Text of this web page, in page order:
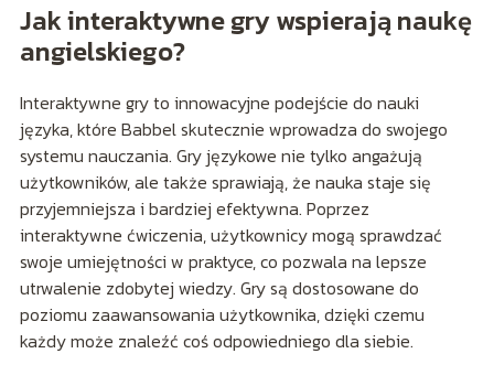
Jak interaktywne gry wspierają naukę
angielskiego?
Interaktywne gry to innowacyjne podejście do nauki
języka, które Babbel skutecznie wprowadza do swojego
systemu nauczania. Gry językowe nie tylko angażują
użytkowników, ale także sprawiają, że nauka staje się
przyjemniejsza i bardziej efektywna. Poprzez
interaktywne ćwiczenia, użytkownicy mogą sprawdzać
swoje umiejętności w praktyce, co pozwala na lepsze
utrwalenie zdobytej wiedzy. Gry są dostosowane do
poziomu zaawansowania użytkownika, dzięki czemu
każdy może znaleźć coś odpowiedniego dla siebie.